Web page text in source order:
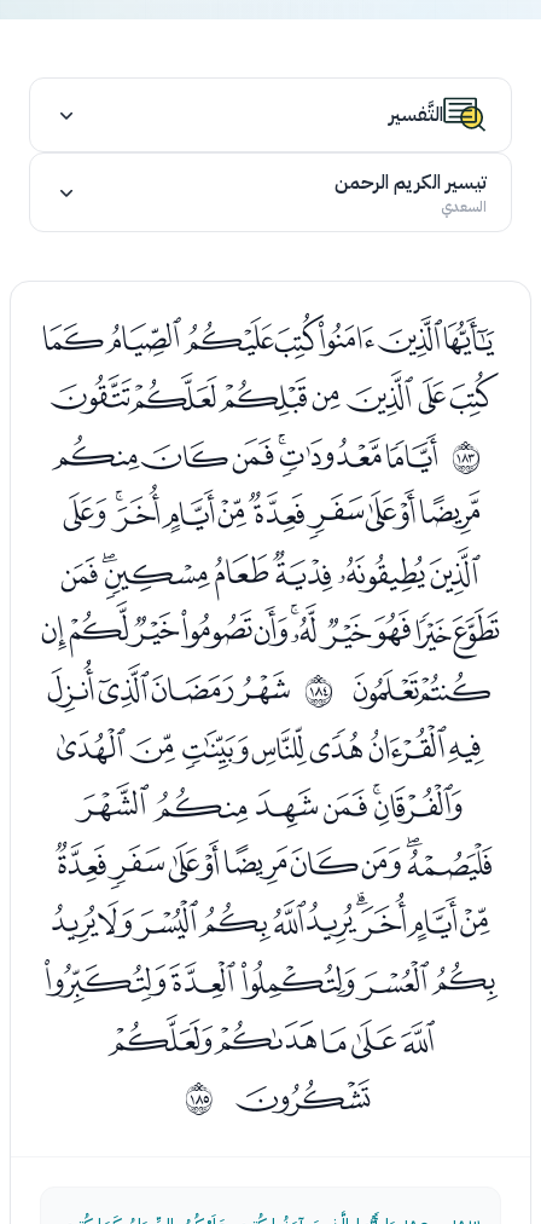
التَّفسير
تيسير الكريم الرحمن
السعدي
ﭣﭤﭥﭦﭧﭨﭩ
ﭪﭫﭬﭭﭮﭯﭰ
ﲶ ﭲﭳﭴﭵﭶﭷ
ﭸﭹﭺﭻﭼﭽﭾﭿﮀﮁ
ﮂﮃﮄﮅﮆﮇﮈ
ﮉﮊﮋﮌﮍﮎﮏﮐﮑﮒﮓ
ﮔﮕ ﲷ ﮗﮘﮙﮚ
ﮛﮜﮝﮞﮟﮠﮡ
ﮢﮣﮤﮥﮦﮧ
ﮨﮩﮪﮫﮬﮭﮮﮯﮰ
ﮱﯓﯔﯕﯖﯗﯘﯙﯚﯛ
ﯜﯝﯞﯟﯠ
ﯡﯢﯣﯤﯥ
ﯦ ﲸ